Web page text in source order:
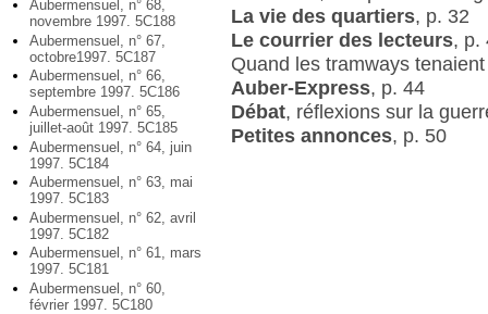
Aubermensuel, n° 68,
novembre 1997. 5C188
Aubermensuel, n° 67,
octobre1997. 5C187
Aubermensuel, n° 66,
septembre 1997. 5C186
Aubermensuel, n° 65,
juillet-août 1997. 5C185
Aubermensuel, n° 64, juin
1997. 5C184
Aubermensuel, n° 63, mai
1997. 5C183
Aubermensuel, n° 62, avril
1997. 5C182
Aubermensuel, n° 61, mars
1997. 5C181
Aubermensuel, n° 60,
février 1997. 5C180
La vie des quartiers, p. 32
Le courrier des lecteurs, p.
Quand les tramways
Auber-Express, p. 44
Débat, réflexions sur la
Petites annonces, p. 50